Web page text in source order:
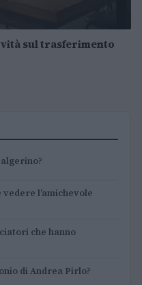
sul trasferimento
l’amichevole
che hanno
di Andrea Pirlo?